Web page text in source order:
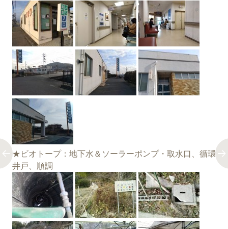
★ビオトープ：地下水＆ソーラーポンプ・取水口、循環
井戸、順調